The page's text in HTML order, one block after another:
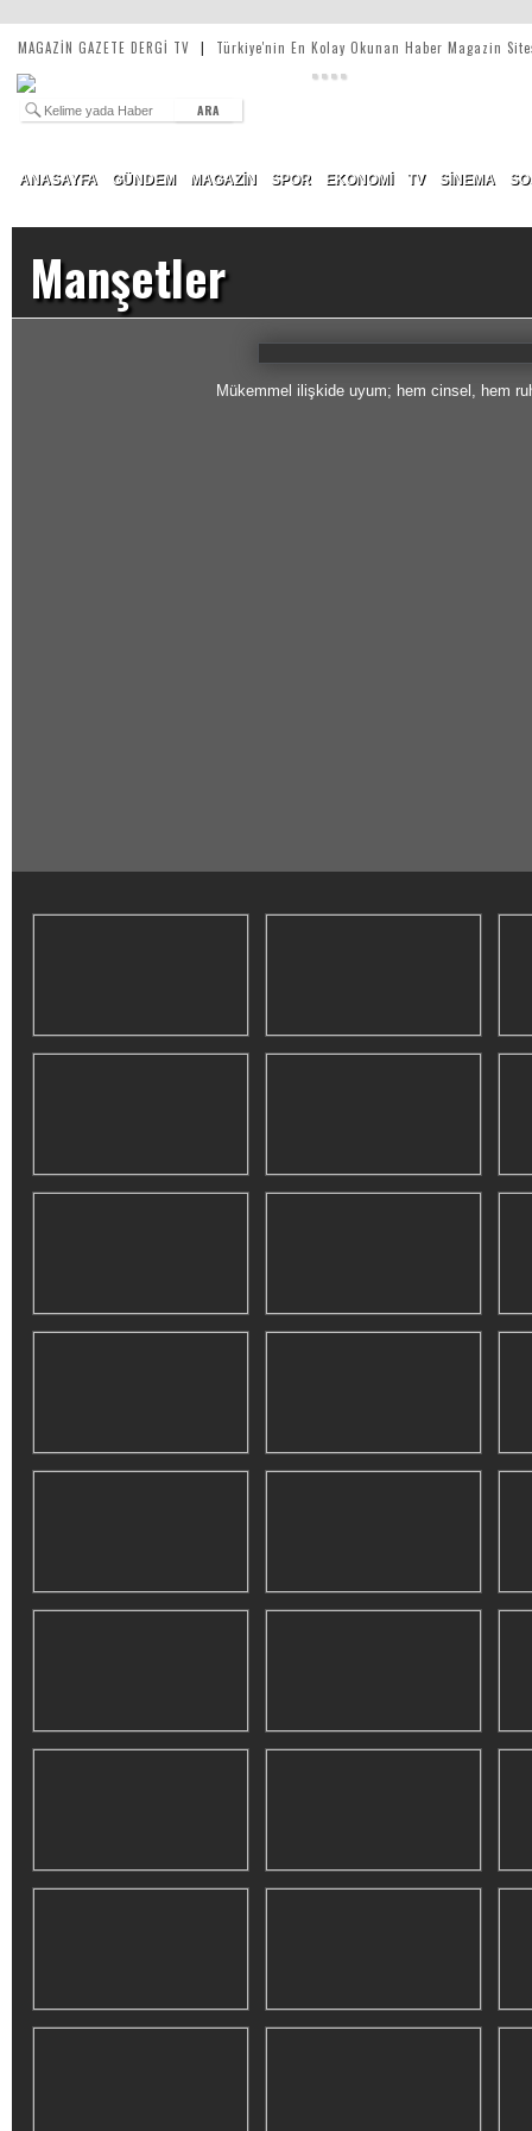
MAGAZİN GAZETE DERGİ TV | Türkiye'nin En Kolay Okunan Haber Magazin
ARA
ANASAYFA GÜNDEM MAGAZİN SPOR EKONOMİ TV SİNEMA
Manşetler
Mükemmel ilişkide uyum; hem cinsel, hem